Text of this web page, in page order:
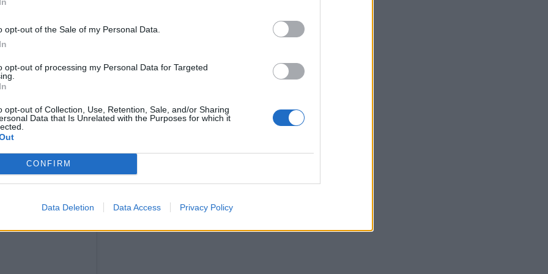
opt-out of the Sale of my Personal Data.
opt-out of processing my Personal Data for Targeted
opt-out of Collection, Use, Retention, Sale, and/or Sharing
Data that Is Unrelated with the Purposes for which it
CONFIRM
Data Deletion Data Access Privacy Policy
για τις μικρότερες ηλικίες. Σχεδιάστηκε
ντιζάιν με χρωματικούς κώδικες που